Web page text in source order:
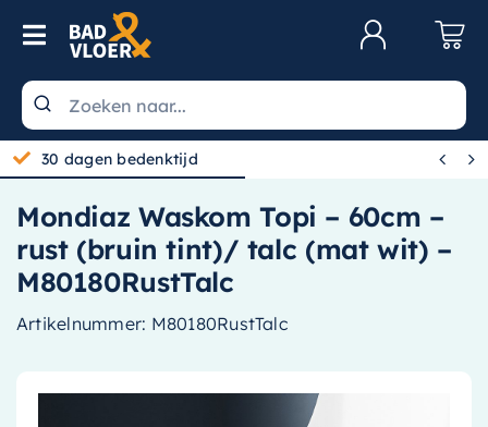
Skip to content
Toggle Navigation
Wastafels
Toiletten
Spiegels
Kranen
Douche
30 dagen bedenktijd  
Mondiaz Waskom Topi – 60cm –
rust (bruin tint)/ talc (mat wit) –
M80180RustTalc
Artikelnummer: M80180RustTalc